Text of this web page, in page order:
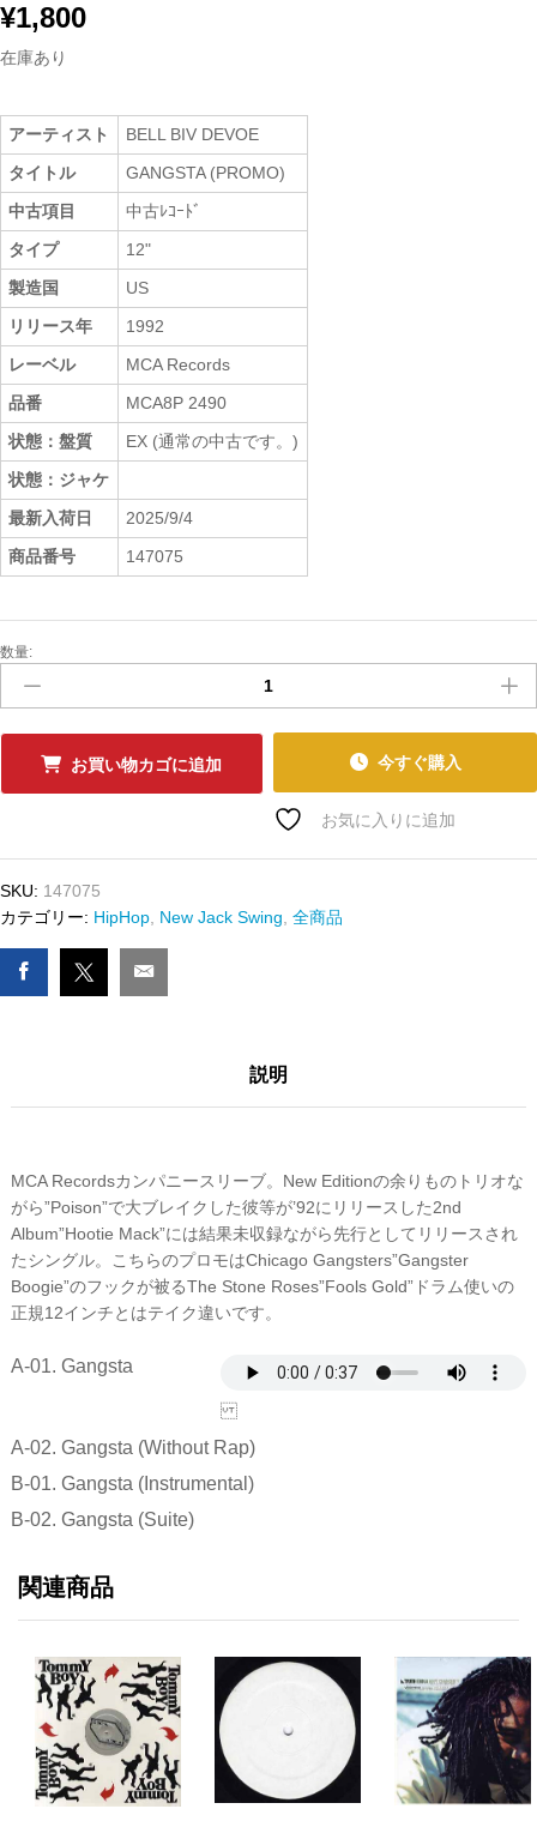
¥1,800
在庫あり
アーティスト
BELL BIV DEVOE
タイトル
GANGSTA (PROMO)
中古項目
中古ﾚｺｰﾄﾞ
タイプ
12"
製造国
US
リリース年
1992
レーベル
MCA Records
品番
MCA8P 2490
状態：盤質
EX (通常の中古です。)
状態：ジャケ
最新入荷日
2025/9/4
商品番号
147075
中
ﾚ
ｺ
ﾄﾞ
-
GANGSTA
(PROMO)
量
数量:
お買い物カゴに追加 今すぐ購入
お気に入りに追加
SKU: 147075
カテゴリー: HipHop New Jack Swing 全商品
説明
MCA Recordsカンパニースリーブ。New Editionの余りものトリオな
がら”Poison”で大ブレイクした彼等が’92にリリースした2nd
Album”Hootie Mack”には結果未収録ながら先行としてリリースされ
たシングル。こちらのプロモはChicago Gangsters”Gangster
Boogie”のフックが被るThe Stone Roses”Fools Gold”ドラム使いの
正規12インチとはテイク違いです。
A-01. Gangsta
A-02. Gangsta (Without Rap)
B-01. Gangsta (Instrumental)
B-02. Gangsta (Suite)
関連商品